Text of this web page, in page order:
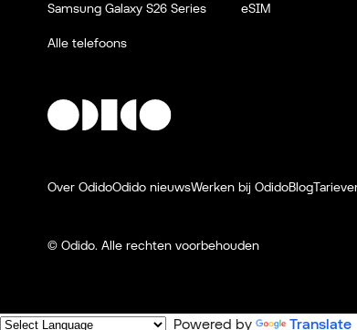
Samsung Galaxy S26 Series
Alle telefoons
eSIM
Over OdidoOdido nieuwsWerken bij OdidoBlog
© Odido. Alle rechten voorbehouden
Powered by Translate